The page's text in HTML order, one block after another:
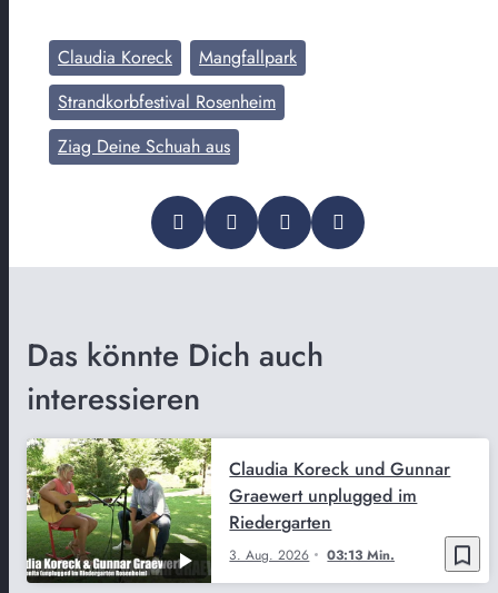
Claudia Koreck
Mangfallpark
Strandkorbfestival Rosenheim
Ziag Deine Schuah aus
Das könnte Dich auch
interessieren
bookmark_border
3. Aug. 2026 03:13 Min.
Claudia Koreck und Gunnar
Graewert unplugged im
Riedergarten